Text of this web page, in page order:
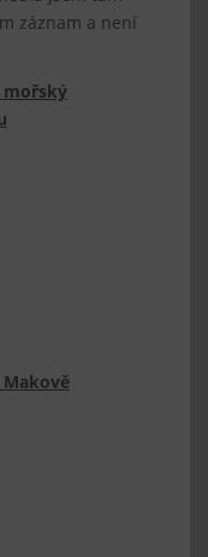
záznam a není
mořský